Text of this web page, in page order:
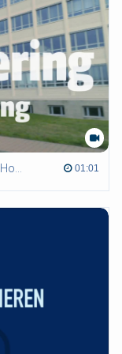
AI Engineering-Ringvorlesung 2025 an der HoMe 01:01